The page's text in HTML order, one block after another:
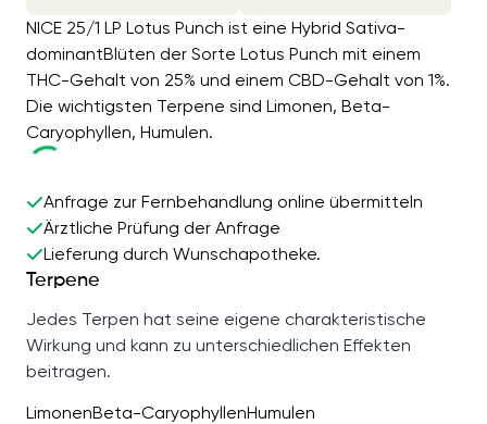
NICE 25/1 LP Lotus Punch ist eine Hybrid Sativa-
dominantBlüten der Sorte Lotus Punch mit einem
THC-Gehalt von 25% und einem CBD-Gehalt von 1%.
Die wichtigsten Terpene sind Limonen, Beta-
Caryophyllen, Humulen.
Anfrage zur Fernbehandlung online übermitteln
Ärztliche Prüfung der Anfrage
Lieferung durch Wunschapotheke.
Terpene
Jedes Terpen hat seine eigene charakteristische
Wirkung und kann zu unterschiedlichen Effekten
beitragen.
LimonenBeta-CaryophyllenHumulen